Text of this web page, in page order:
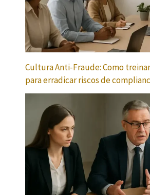
Cultura Anti-Fraude: Como
para erradicar riscos de